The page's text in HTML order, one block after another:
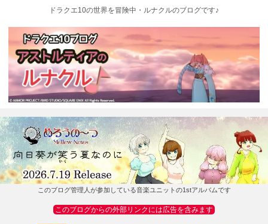
ドラクエ10の世界を冒険中・ルナクルのブログです♪
このブログ管理人が参加している音楽ユニットの1stアルバムです
このブログからの外部リンクには広告を含みます